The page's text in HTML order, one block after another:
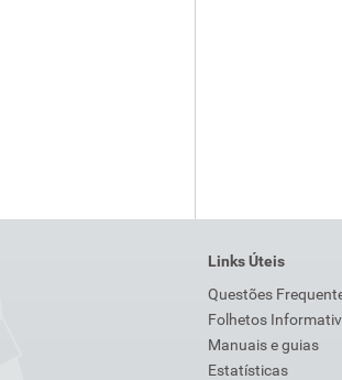
Links Úteis
Questões
Folhetos
Manuais e guias
Estatísticas